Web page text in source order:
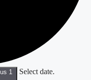
1 Select date.